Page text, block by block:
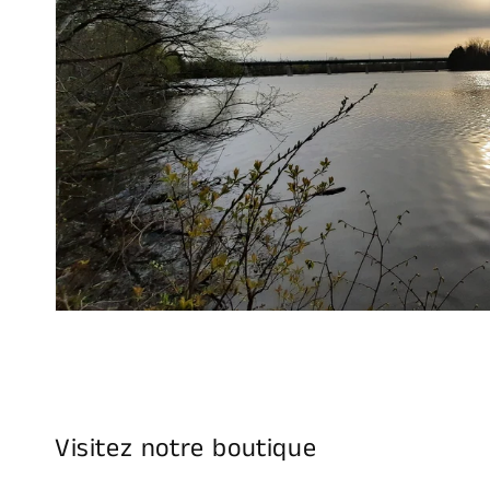
Visitez notre boutique